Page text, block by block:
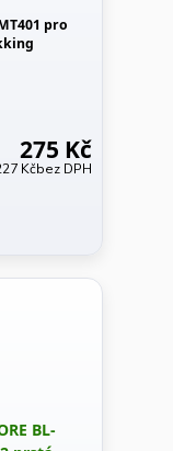
pro
275 Kč
Kčbez DPH